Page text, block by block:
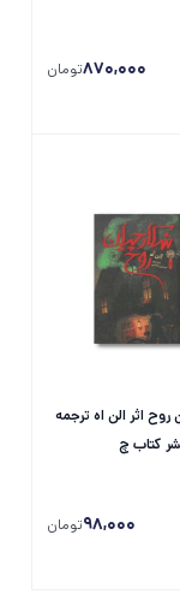
870,000تومان
روح اثر الن اه ترجمه
کتاب چ
98,000تومان